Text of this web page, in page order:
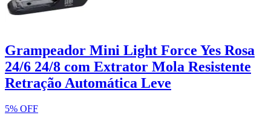
Grampeador Mini Light Force Yes Rosa
24/6 24/8 com Extrator Mola Resistente
Retração Automática Leve
5% OFF